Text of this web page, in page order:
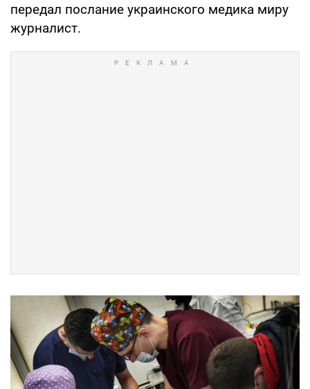
передал послание украинского медика миру
журналист.